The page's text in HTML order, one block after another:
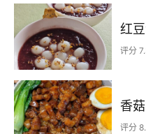
红
评分
香
评分